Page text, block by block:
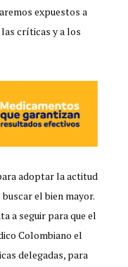
expuestos a
críticas y a los
adoptar la actitud
el bien mayor.
a seguir para que el
Colombiano el
delegadas, para